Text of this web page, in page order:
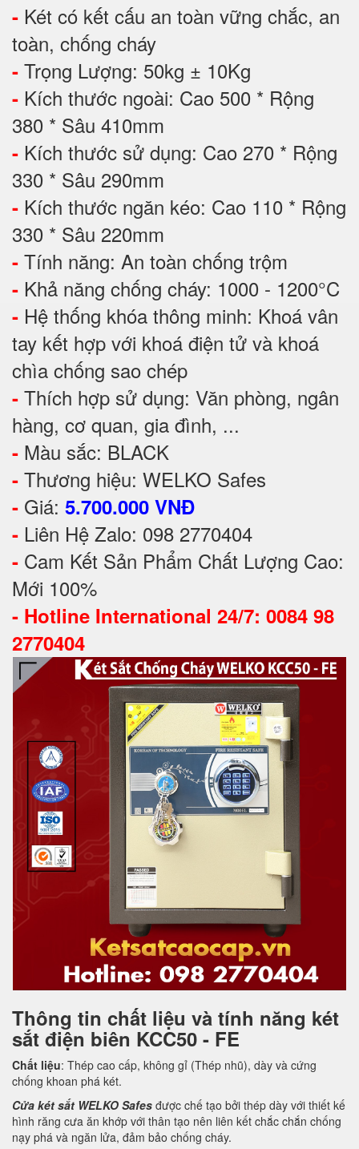
- Két có kết cấu an toàn vững chắc, an
toàn, chống cháy
- Trọng Lượng: 50kg ± 10Kg
- Kích thước ngoài: Cao 500 * Rộng
380 * Sâu 410mm
- Kích thước sử dụng: Cao 270 * Rộng
330 * Sâu 290mm
- Kích thước ngăn kéo: Cao 110 * Rộng
330 * Sâu 220mm
- Tính năng: An toàn chống trộm
- Khả năng chống cháy: 1000 - 1200°C
- Hệ thống khóa thông minh: Khoá vân
tay kết hợp với khoá điện tử và khoá
chìa chống sao chép
- Thích hợp sử dụng: Văn phòng, ngân
hàng, cơ quan, gia đình, ...
- Màu sắc: BLACK
- Thương hiệu: WELKO Safes
- Giá: 5.700.000 VNĐ
- Liên Hệ Zalo: 098 2770404
- Cam Kết Sản Phẩm Chất Lượng Cao:
Mới 100%
- Hotline International 24/7: 0084 98
2770404
Thông tin chất liệu và tính năng két
sắt điện biên KCC50 - FE
Chất liệu: Thép cao cấp, không gỉ (Thép nhũ), dày và cứng
chống khoan phá két.
Cửa két sắt WELKO Safes được chế tạo bởi thép dày với thiết kế
hình răng cưa ăn khớp với thân tạo nên liên kết chắc chắn chống
nạy phá và ngăn lửa, đảm bảo chống cháy.